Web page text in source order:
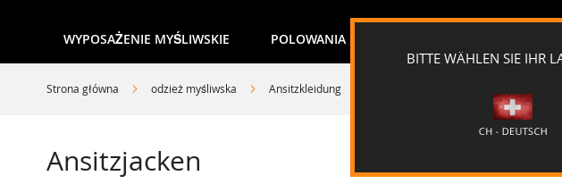
WYPOSAŻENIE MYŚLIWSKIE POLOWANIA
Strona główna odzież myśliwska Ansitzkleidung
Ansitzjacken